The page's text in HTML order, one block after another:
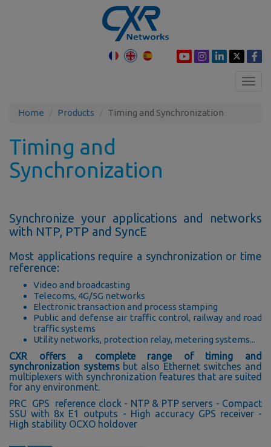
Home Products Timing and Synchronization
Timing and
Synchronization
Synchronize your applications and networks
with NTP, PTP and SyncE
Most applications require a synchronization or time
reference:
Video and broadcasting
Telecoms, 4G/5G networks
Electronic transaction and process stamping
Public and defense air traffic control, railway and road
traffic systems
Utility networks, protection relay, metering systems...
CXR offers a complete range of timing and
synchronization systemsbut also Ethernet switches and
multiplexers with synchronization features that are suited
for any environment.
PRC GPS reference clock - NTP & PTP servers - Compact
SSU with 8x E1 outputs - High accuracy GPS receiver -
High stability OCXO holdover